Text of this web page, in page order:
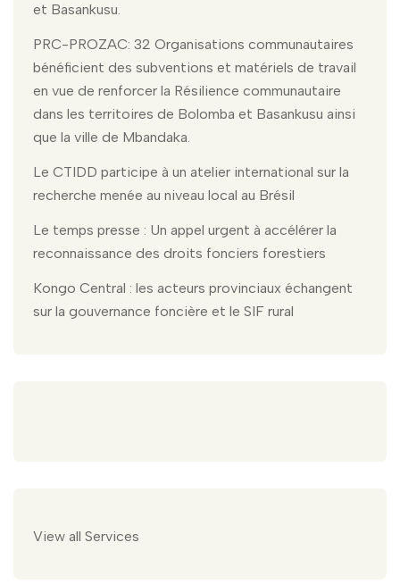
et Basankusu.
PRC-PROZAC: 32 Organisations communautaires
bénéficient des subventions et matériels de travail
en vue de renforcer la Résilience communautaire
dans les territoires de Bolomba et Basankusu ainsi
que la ville de Mbandaka.
Le CTIDD participe à un atelier international sur la
recherche menée au niveau local au Brésil
Le temps presse : Un appel urgent à accélérer la
reconnaissance des droits fonciers forestiers
Kongo Central : les acteurs provinciaux échangent
sur la gouvernance foncière et le SIF rural
View all Services